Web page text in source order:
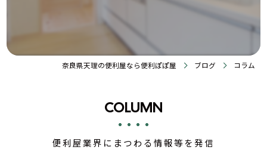
奈良県天理の便利屋なら便利ぽぽ屋 ブログ コラム
COLUMN
便利屋業界にまつわる情報等を発信